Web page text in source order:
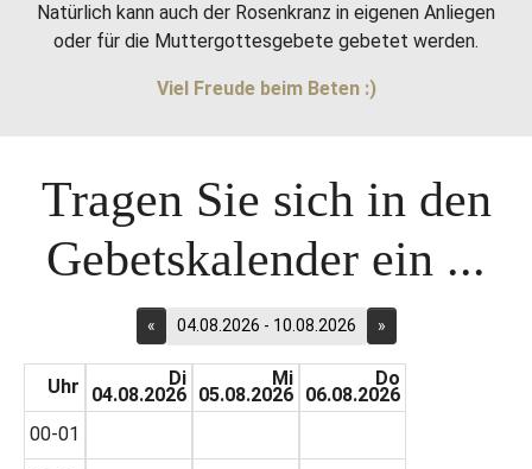
Natürlich kann auch der Rosenkranz in eigenen Anliegen
oder für die Muttergottesgebete gebetet werden.
Viel Freude beim Beten :)
Tragen Sie sich in den
Gebetskalender ein ...
« 04.08.2026 - 10.08.2026 »
Uhr
00-01
Di
04.08.2026
Mi
05.08.2026
Do
06.08.2026